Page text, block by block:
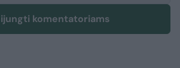
komentatoriams